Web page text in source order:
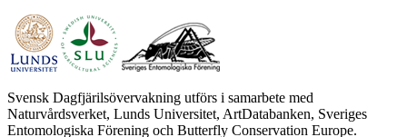
Svensk Dagfjärilsövervakning utförs i samarbete med
Naturvårdsverket, Lunds Universitet, ArtDatabanken, Sveriges
Entomologiska Förening och Butterfly Conservation Europe.